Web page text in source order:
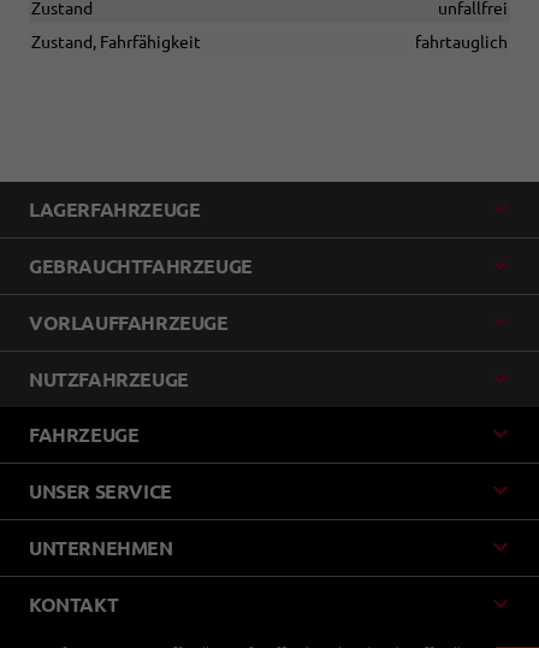
Zustand
unfallfrei
Zustand, Fahrfähigkeit
fahrtauglich
LAGERFAHRZEUGE
GEBRAUCHTFAHRZEUGE
VORLAUFFAHRZEUGE
NUTZFAHRZEUGE
FAHRZEUGE
UNSER SERVICE
UNTERNEHMEN
KONTAKT